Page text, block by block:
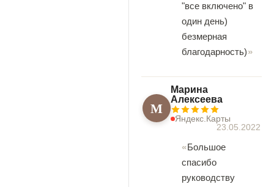
"все включено" в
один день)
безмерная
благодарность)
М
Марина
Алексеева
Яндекс.Карты
23.05.2022
Большое
спасибо
руководству